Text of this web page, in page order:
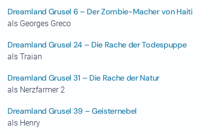
Dreamland Grusel 6 – Der Zombie-Macher von Haiti
als Georges Greco
Dreamland Grusel 24 – Die Rache der Todespuppe
als Traian
Dreamland Grusel 31 – Die Rache der Natur
als Nerzfarmer 2
Dreamland Grusel 39 – Geisternebel
als Henry